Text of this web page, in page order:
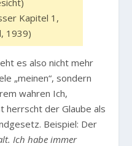
Kapitel 1,
1939)
es also nicht mehr
„meinen“, sondern
wahren Ich,
herrscht der Glaube als
Beispiel: Der
Ich habe immer